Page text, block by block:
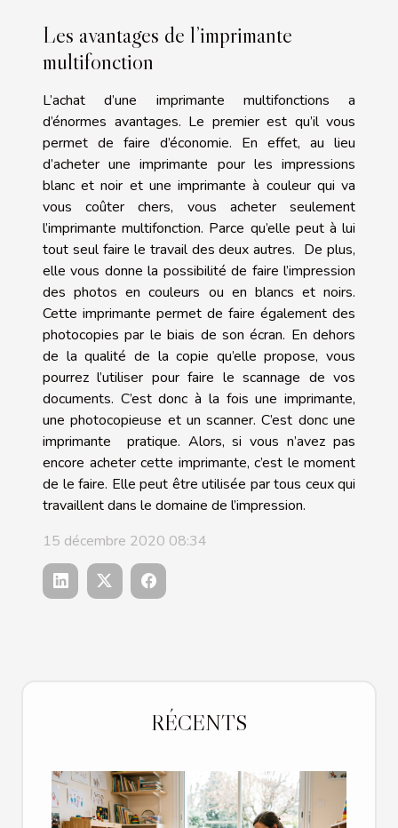
Les avantages de l’imprimante
multifonction
L’achat d’une imprimante multifonctions a
d’énormes avantages. Le premier est qu’il vous
permet de faire d’économie. En effet, au lieu
d’acheter une imprimante pour les impressions
blanc et noir et une imprimante à couleur qui va
vous coûter chers, vous acheter seulement
l’imprimante multifonction. Parce qu’elle peut à lui
tout seul faire le travail des deux autres. De plus,
elle vous donne la possibilité de faire l’impression
des photos en couleurs ou en blancs et noirs.
Cette imprimante permet de faire également des
photocopies par le biais de son écran. En dehors
de la qualité de la copie qu’elle propose, vous
pourrez l’utiliser pour faire le scannage de vos
documents. C’est donc à la fois une imprimante,
une photocopieuse et un scanner. C’est donc une
imprimante pratique. Alors, si vous n’avez pas
encore acheter cette imprimante, c’est le moment
de le faire. Elle peut être utilisée par tous ceux qui
travaillent dans le domaine de l’impression.
15 décembre 2020 08:34
RÉCENTS